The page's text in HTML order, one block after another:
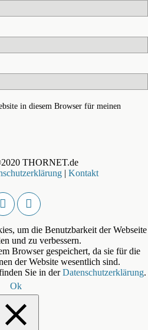
in diesem Browser für meinen
THORNET.de
| Kontakt
um die Benutzbarkeit der Webseite
und zu verbessern.
Browser gespeichert, da sie für die
der Website wesentlich sind.
Sie in derDatenschutzerklärung.
Ok